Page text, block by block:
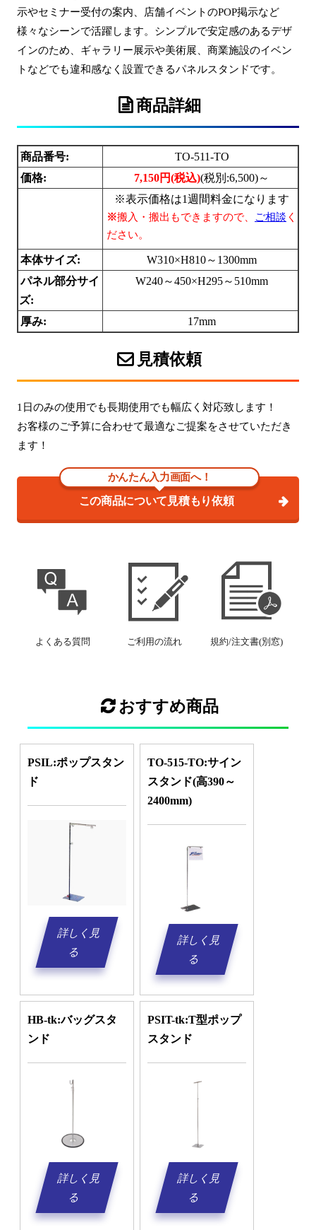
示やセミナー受付の案内、店舗イベントのPOP掲示など
様々なシーンで活躍します。シンプルで安定感のあるデザ
インのため、ギャラリー展示や美術展、商業施設のイベン
トなどでも違和感なく設置できるパネルスタンドです。
商品詳細
商品番号:
TO-511-TO
価格:
7,150円(税込)(税別:6,500)～
※表示価格は1週間料金になります
※搬入・搬出もできますので、 ご相談 く
ださい。
本体サイズ:
W310×H810～1300mm
パネル部分サイ
ズ:
W240～450×H295～510mm
厚み: 17mm
見積依頼
1日のみの使用でも長期使用でも幅広く対応致します！
お客様のご予算に合わせて最適なご提案をさせていただき
ます！
かんたん入力画面へ！
この商品について見積もり依頼
よくある質問 ご利用の流れ 規約/注文書(別窓)
おすすめ商品
PSIL:ポップスタン
ド
詳しく見
る
TO-515-TO:サイン
スタンド(高390～
2400mm)
詳しく見
る
HB-tk:バッグスタ
ンド
詳しく見
る
PSIT-tk:T型ポップ
スタンド
詳しく見
る